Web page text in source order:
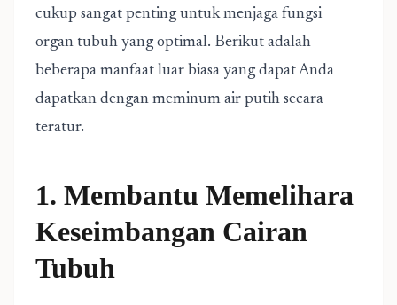
cukup sangat penting untuk menjaga fungsi
organ tubuh yang optimal. Berikut adalah
beberapa manfaat luar biasa yang dapat Anda
dapatkan dengan meminum air putih secara
teratur.
1. Membantu Memelihara
Keseimbangan Cairan
Tubuh